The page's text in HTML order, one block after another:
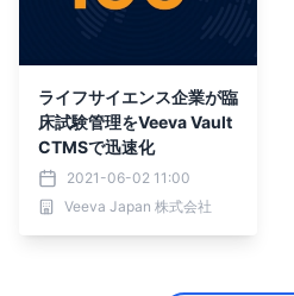
ライフサイエンス企業が臨
床試験管理をVeeva Vault
CTMSで迅速化
2021-06-02 11:00
Veeva Japan 株式会社